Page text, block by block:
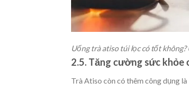
Uống trà atiso túi lọc có tốt
2.5. Tăng cường sức khỏe
Trà Atiso còn có thêm công dụng